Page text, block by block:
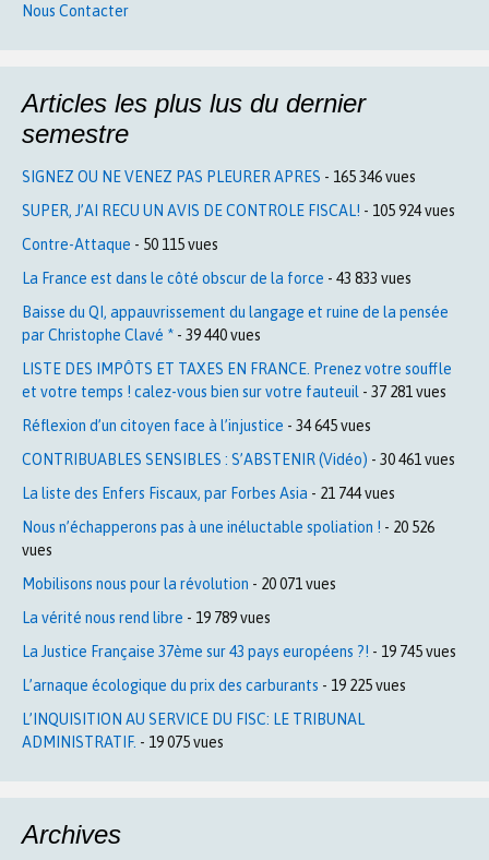
Nous Contacter
Articles les plus lus du dernier
semestre
SIGNEZ OU NE VENEZ PAS PLEURER APRES - 165 346 vues
SUPER, J’AI RECU UN AVIS DE CONTROLE FISCAL! - 105 924 vues
Contre-Attaque - 50 115 vues
La France est dans le côté obscur de la force - 43 833 vues
Baisse du QI, appauvrissement du langage et ruine de la pensée
par Christophe Clavé * - 39 440 vues
LISTE DES IMPÔTS ET TAXES EN FRANCE. Prenez votre souffle
et votre temps ! calez-vous bien sur votre fauteuil - 37 281 vues
Réflexion d’un citoyen face à l’injustice - 34 645 vues
CONTRIBUABLES SENSIBLES : S’ABSTENIR (Vidéo) - 30 461 vues
La liste des Enfers Fiscaux, par Forbes Asia - 21 744 vues
Nous n’échapperons pas à une inéluctable spoliation ! - 20 526
vues
Mobilisons nous pour la révolution - 20 071 vues
La vérité nous rend libre - 19 789 vues
La Justice Française 37ème sur 43 pays européens ?! - 19 745 vues
L’arnaque écologique du prix des carburants - 19 225 vues
L’INQUISITION AU SERVICE DU FISC: LE TRIBUNAL
ADMINISTRATIF. - 19 075 vues
Archives